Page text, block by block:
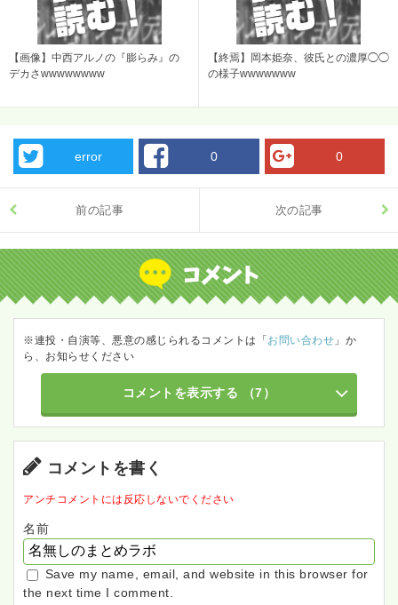
【画像】中西アルノの『膨らみ』の
デカさwwwwwwww
【終焉】岡本姫奈、彼氏との濃厚◯◯
の様子wwwwwww
error 0 0
前の記事 次の記事
※連投・自演等、悪意の感じられるコメントは「お問い合わせ 」か
ら、お知らせください
コメントを表示する （7）
コメントを書く
アンチコメントには反応しないでください
名前
Save my name, email, and website in this browser for
the next time I comment.